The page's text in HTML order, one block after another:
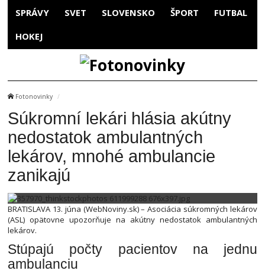
SPRÁVY SVET SLOVENSKO ŠPORT FUTBAL
HOKEJ
Fotonovinky
Súkromní lekári hlásia akútny
nedostatok ambulantných
lekárov, mnohé ambulancie
zanikajú
BRATISLAVA 13. júna (WebNoviny.sk) – Asociácia súkromných lekárov
(ASL) opätovne upozorňuje na akútny nedostatok ambulantných
lekárov.
Stúpajú počty pacientov na jednu
ambulanciu